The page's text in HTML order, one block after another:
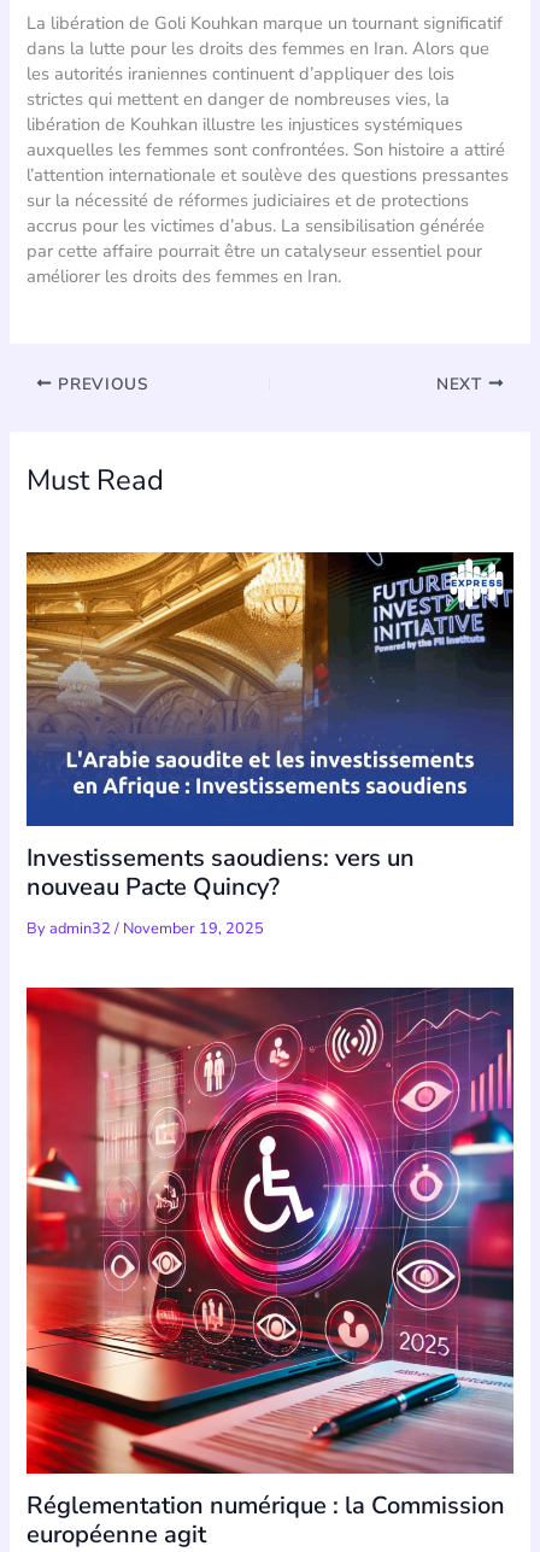
La libération de Goli Kouhkan marque un tournant significatif
dans la lutte pour les droits des femmes en Iran. Alors que
les autorités iraniennes continuent d’appliquer des lois
strictes qui mettent en danger de nombreuses vies, la
libération de Kouhkan illustre les injustices systémiques
auxquelles les femmes sont confrontées. Son histoire a attiré
l’attention internationale et soulève des questions pressantes
sur la nécessité de réformes judiciaires et de protections
accrus pour les victimes d’abus. La sensibilisation générée
par cette affaire pourrait être un catalyseur essentiel pour
améliorer les droits des femmes en Iran.
PREVIOUS NEXT
Must Read
Investissements saoudiens: vers un
nouveau Pacte Quincy?
Byadmin32/ November 19, 2025
Réglementation numérique : la Commission
européenne agit